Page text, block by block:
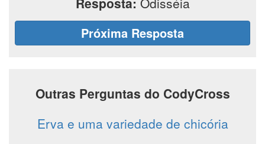
Próxima Resposta
Outras Perguntas do CodyCross
Erva e uma variedade de chicória